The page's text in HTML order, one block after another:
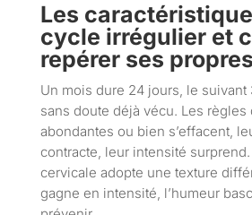
Les
cycle irrégulier et
repérer ses
Un mois dure 24 jours, le suivant
sans doute déjà vécu. Les
abondantes ou bien s’effacent,
contracte, leur intensité
cervicale adopte une texture
gagne en intensité, l’humeur